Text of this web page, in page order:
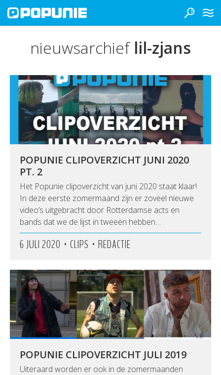
nieuwsarchief lil-zjans
POPUNIE CLIPOVERZICHT JUNI 2020
PT. 2
Het Popunie clipoverzicht van juni 2020 staat klaar!
In deze eerste zomermaand zijn er zoveel nieuwe
video’s uitgebracht door Rotterdamse acts en
bands dat we de lijst in tweeën hebben…
6 JULI 2020 • CLIPS • REDACTIE
POPUNIE CLIPOVERZICHT JULI 2019
Uiteraard worden er ook in de zomermaanden